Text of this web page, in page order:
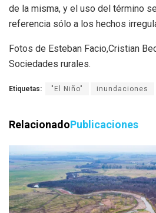
de la misma, y el uso del término
referencia sólo a los hechos
Fotos de Esteban Facio,Cristian
Sociedades rurales.
Etiquetas: "El Niño" inundaciones
RelacionadoPublicaciones